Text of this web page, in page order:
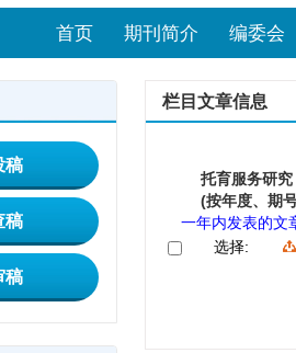
首页 期刊简介 编委会
稿
稿
稿
栏目文章信息
托育服务研
(按年度、期
一年内发表的文
选择: